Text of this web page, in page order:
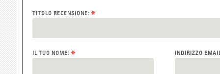
TITOLO RECENSIONE: *
IL TUO NOME: * INDIRIZZO